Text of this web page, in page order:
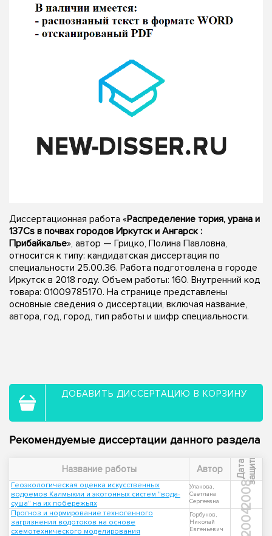
Диссертационная работа «Распределение тория, урана и
137Cs в почвах городов Иркутск и Ангарск :
Прибайкалье», автор — Грицко, Полина Павловна,
относится к типу: кандидатская диссертация по
специальности 25.00.36. Работа подготовлена в городе
Иркутск в 2018 году. Объем работы: 160. Внутренний код
товара: 01009785170. На странице представлены
основные сведения о диссертации, включая название,
автора, год, город, тип работы и шифр специальности.
ДОБАВИТЬ ДИССЕРТАЦИЮ В КОРЗИНУ
Рекомендуемые диссертации данного раздела
Название работы Автор Д
а
т
а
з
а
щ
и
т ы
Геоэкологическая оценка искусственных
водоемов Калмыкии и экотонных систем "вода-
суша" на их побережьях
Уланова,
Светлана
Сергеевна
2008
Прогноз и нормирование техногенного
загрязнения водотоков на основе
схемотехнического моделирования
Горбунов,
Николай
Евгеньевич
2004